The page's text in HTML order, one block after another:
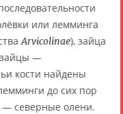
или лемминга
Arvicolinae), зайца
зайцы —
кости найдены
до сих пор
— северные олени.